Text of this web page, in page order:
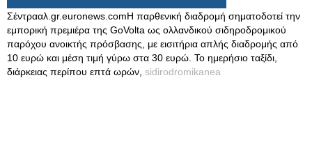
Σέντρααλ.gr.euronews.comΗ παρθενική διαδρομή σηματοδοτεί την
εμπορική πρεμιέρα της GoVolta ως ολλανδικού σιδηροδρομικού
παρόχου ανοικτής πρόσβασης, με εισιτήρια απλής διαδρομής από
10 ευρώ και μέση τιμή γύρω στα 30 ευρώ. Το ημερήσιο ταξίδι,
διάρκειας περίπου επτά ωρών, sidirodromikanea